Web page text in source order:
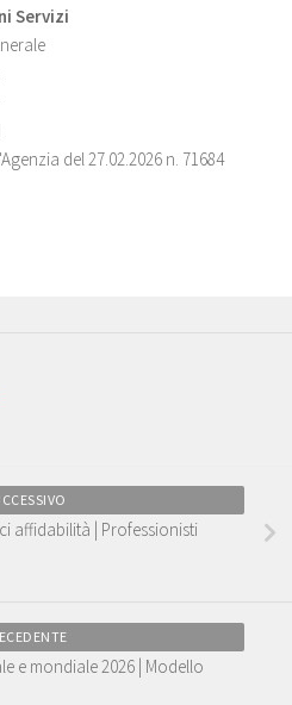
Servizi
del 27.02.2026 n. 71684
affidabilità | Professionisti
e mondiale 2026 | Modello